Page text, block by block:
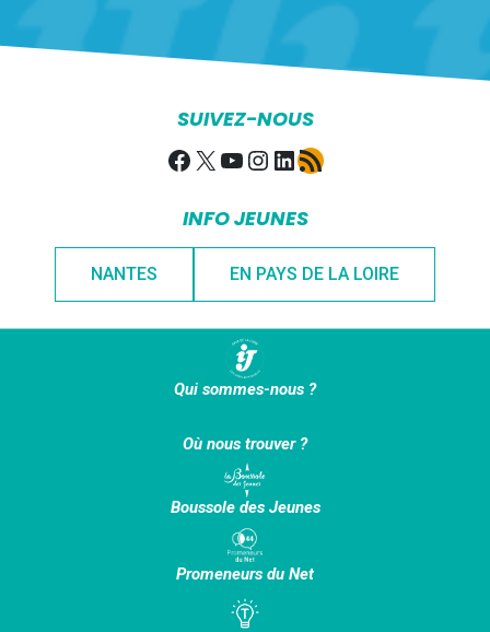
SUIVEZ-NOUS
Facebook
X YouTube
Instagram
LinkedIn
Flux RSS
INFO JEUNES
NANTES EN PAYS DE LA LOIRE
Qui sommes-nous ?
Où nous trouver ?
Boussole des Jeunes
Promeneurs du Net